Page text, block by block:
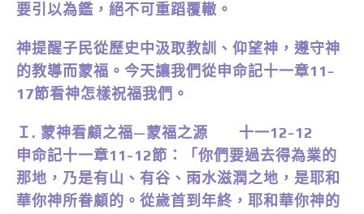
要引以為鑑，絕不可重蹈覆轍。
神提醒子民從歷史中汲取教訓、仰望神，遵守神
的教導而蒙福。今天讓我們從申命記十一章11-
17節看神怎樣祝福我們。
Ｉ. 蒙神看顧之福—蒙福之源 十一12-12
申命記十一章11-12節：「你們要過去得為業的
那地，乃是有山、有谷、雨水滋潤之地，是耶和
華你神所眷顧的。從歲首到年終，耶和華你神的